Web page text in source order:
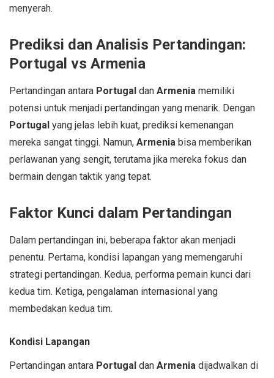
menyerah.
Prediksi dan Analisis Pertandingan:
Portugal vs Armenia
Pertandingan antara Portugal dan Armenia memiliki
potensi untuk menjadi pertandingan yang menarik. Dengan
Portugal yang jelas lebih kuat, prediksi kemenangan
mereka sangat tinggi. Namun, Armenia bisa memberikan
perlawanan yang sengit, terutama jika mereka fokus dan
bermain dengan taktik yang tepat.
Faktor Kunci dalam Pertandingan
Dalam pertandingan ini, beberapa faktor akan menjadi
penentu. Pertama, kondisi lapangan yang memengaruhi
strategi pertandingan. Kedua, performa pemain kunci dari
kedua tim. Ketiga, pengalaman internasional yang
membedakan kedua tim.
Kondisi Lapangan
Pertandingan antara Portugal dan Armenia dijadwalkan di